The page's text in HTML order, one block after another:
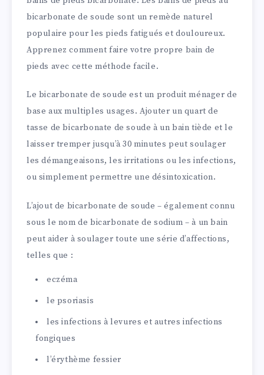
bicarbonate de soude sont un remède naturel
populaire pour les pieds fatigués et douloureux.
Apprenez comment faire votre propre bain de
pieds avec cette méthode facile.
Le bicarbonate de soude est un produit ménager de
base aux multiples usages. Ajouter un quart de
tasse de bicarbonate de soude à un bain tiède et le
laisser tremper jusqu’à 30 minutes peut soulager
les démangeaisons, les irritations ou les infections,
ou simplement permettre une désintoxication.
L’ajout de bicarbonate de soude – également connu
sous le nom de bicarbonate de sodium – à un bain
peut aider à soulager toute une série d’affections,
telles que :
eczéma
le psoriasis
les infections à levures et autres infections
fongiques
l’érythème fessier